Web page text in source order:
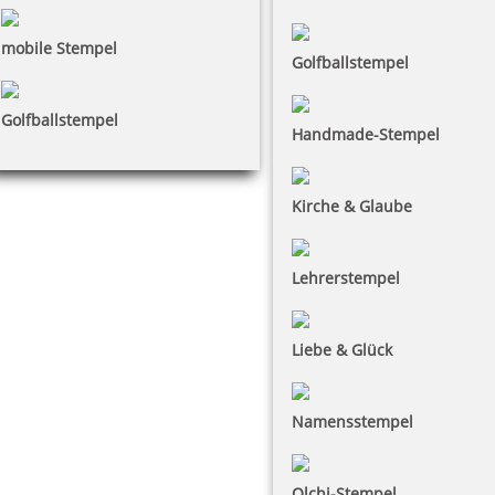
mobile Stempel
Golfballstempel
Golfballstempel
Handmade-Stempel
Kirche & Glaube
Lehrerstempel
Liebe & Glück
Namensstempel